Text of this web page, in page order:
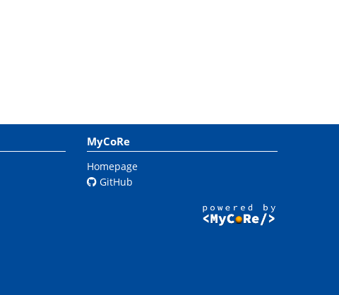
MyCoRe
Homepage
GitHub